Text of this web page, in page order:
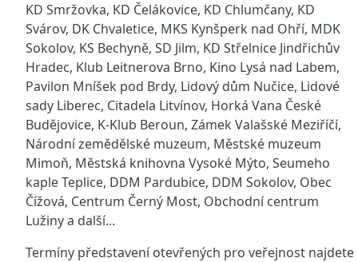
KD Smržovka, KD Čelákovice, KD Chlumčany, KD
Svárov, DK Chvaletice, MKS Kynšperk nad Ohří, MDK
Sokolov, KS Bechyně, SD Jilm, KD Střelnice Jindřichův
Hradec, Klub Leitnerova Brno, Kino Lysá nad Labem,
Pavilon Mníšek pod Brdy, Lidový dům Nučice, Lidové
sady Liberec, Citadela Litvínov, Horká Vana České
Budějovice, K-Klub Beroun, Zámek Valašské Meziříčí,
Národní zemědělské muzeum, Městské muzeum
Mimoň, Městská knihovna Vysoké Mýto, Seumeho
kaple Teplice, DDM Pardubice, DDM Sokolov, Obec
Čížová, Centrum Černý Most, Obchodní centrum
Lužiny a další...
Termíny představení otevřených pro veřejnost najdete